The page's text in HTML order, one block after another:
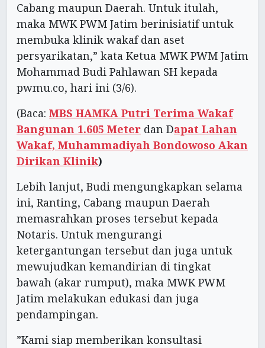
Cabang maupun Daerah. Untuk itulah,
maka MWK PWM Jatim berinisiatif untuk
membuka klinik wakaf dan aset
persyarikatan,” kata Ketua MWK PWM Jatim
Mohammad Budi Pahlawan SH kepada
pwmu.co, hari ini (3/6).
(Baca: MBS HAMKA Putri Terima Wakaf
Bangunan 1.605 Meter dan Dapat Lahan
Wakaf, Muhammadiyah Bondowoso Akan
Dirikan Klinik)
Lebih lanjut, Budi mengungkapkan selama
ini, Ranting, Cabang maupun Daerah
memasrahkan proses tersebut kepada
Notaris. Untuk mengurangi
ketergantungan tersebut dan juga untuk
mewujudkan kemandirian di tingkat
bawah (akar rumput), maka MWK PWM
Jatim melakukan edukasi dan juga
pendampingan.
”Kami siap memberikan konsultasi